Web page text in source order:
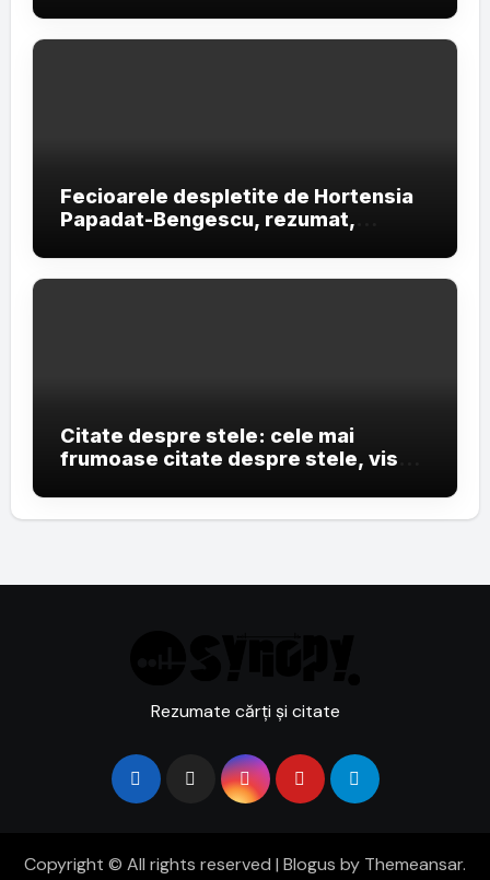
Fecioarele despletite de Hortensia
Papadat-Bengescu, rezumat,
Citate despre stele: cele mai
frumoase citate despre stele, vise
Rezumate cărți și citate
Copyright © All rights reserved | Blogus by Themeansar.